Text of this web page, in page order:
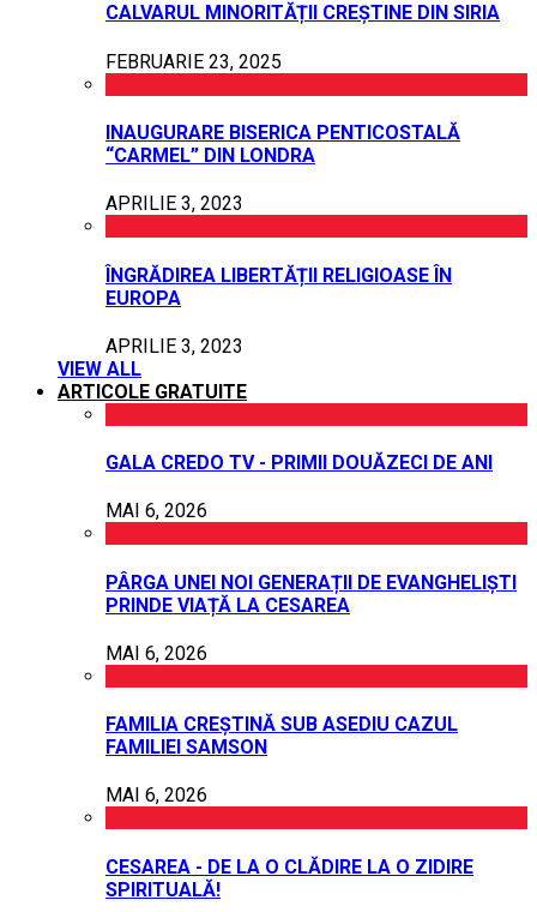
CALVARUL MINORITĂȚII CREȘTINE DIN SIRIA
FEBRUARIE 23, 2025
INAUGURARE BISERICA PENTICOSTALĂ
“CARMEL” DIN LONDRA
APRILIE 3, 2023
ÎNGRĂDIREA LIBERTĂȚII RELIGIOASE ÎN
EUROPA
APRILIE 3, 2023
VIEW ALL
ARTICOLE GRATUITE
GALA CREDO TV - PRIMII DOUĂZECI DE ANI
MAI 6, 2026
PÂRGA UNEI NOI GENERAȚII DE EVANGHELIȘTI
PRINDE VIAȚĂ LA CESAREA
MAI 6, 2026
FAMILIA CREȘTINĂ SUB ASEDIU CAZUL
FAMILIEI SAMSON
MAI 6, 2026
CESAREA - DE LA O CLĂDIRE LA O ZIDIRE
SPIRITUALĂ!